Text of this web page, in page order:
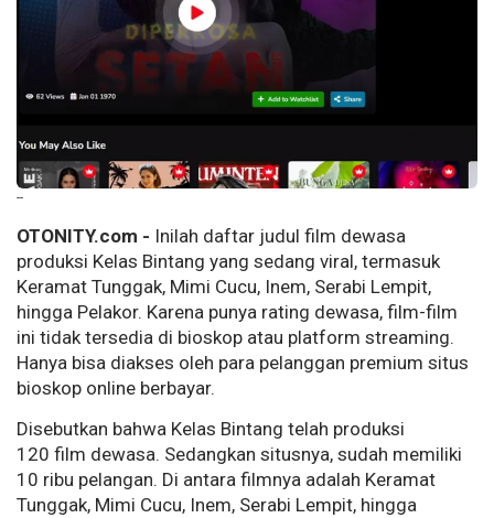
--
OTONITY.com - Inilah daftar judul film dewasa
produksi Kelas Bintang yang sedang viral, termasuk
Keramat Tunggak, Mimi Cucu, Inem, Serabi Lempit,
hingga Pelakor. Karena punya rating dewasa, film-film
ini tidak tersedia di bioskop atau platform streaming.
Hanya bisa diakses oleh para pelanggan premium situs
bioskop online berbayar.
Disebutkan bahwa Kelas Bintang telah produksi
120 film dewasa. Sedangkan situsnya, sudah memiliki
10 ribu pelangan. Di antara filmnya adalah Keramat
Tunggak, Mimi Cucu, Inem, Serabi Lempit, hingga